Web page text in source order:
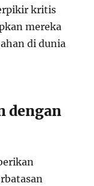
kritis
mereka
di dunia
dengan